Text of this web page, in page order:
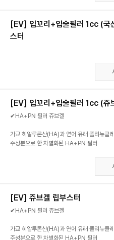
[EV] 입꼬리+입술필러 1cc (국
스터
[EV] 입꼬리+입술필러 1cc (쥬
✔HA+PN 필러 쥬브겔
가교 히알루론산(HA)과 연어 유래 폴리뉴클
[EV] 쥬브겔 립부스터
✔HA+PN 필러 쥬브겔
가교 히알루론산(HA)과 연어 유래 폴리뉴클
주성분으로 한 차별화된 HA+PN 필러